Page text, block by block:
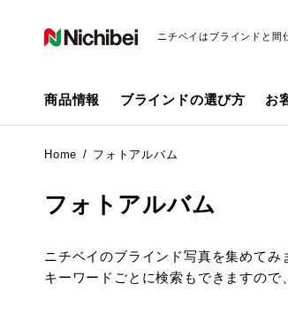
ニチベイはブラインドと間
商品情報 ブラインドの選び方 お
Home フォトアルバム
フォトアルバム
ニチベイのブラインド写真を集めてみ
キーワードごとに検索もできますので